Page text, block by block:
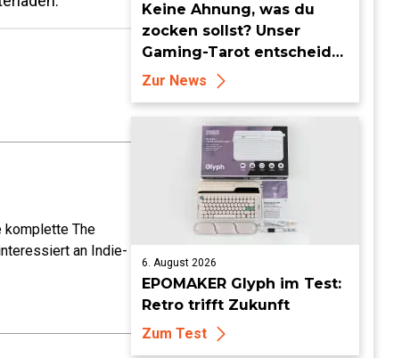
komplette The
an Indie-
Keine Ahnung, was du
zocken sollst? Unser
Gaming-Tarot entscheidet
für dich!
Zur News
6. August 2026
EPOMAKER Glyph im Test:
Retro trifft Zukunft
Zum Test